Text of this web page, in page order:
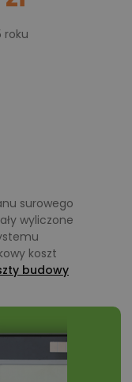
roku
surowego
wyliczone
koszt
budowy